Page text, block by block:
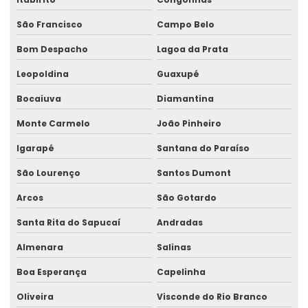
Peças de reposição para pontes rolantes
Peças de reposição para talhas
Peças sobressalentes multimarcas
Peças sobressalentes para pontes rolantes
Peças para talha elétrica
Pontes rolante e talhas para ambientes perigosos
Projetos especiais em pontes rolantes
Projetos especiais em talhas elétricas
Radio controle para ponte rolante
Reforma de caminho de rolamento
São Francisco Campo Belo
Bom Despacho Lagoa da Prata
Leopoldina Guaxupé
Bocaiuva Diamantina
Monte Carmelo João Pinheiro
Igarapé Santana do Paraíso
São Lourenço Santos Dumont
Arcos São Gotardo
Santa Rita do Sapucaí Andradas
Almenara Salinas
Boa Esperança Capelinha
Oliveira Visconde do Rio Branco